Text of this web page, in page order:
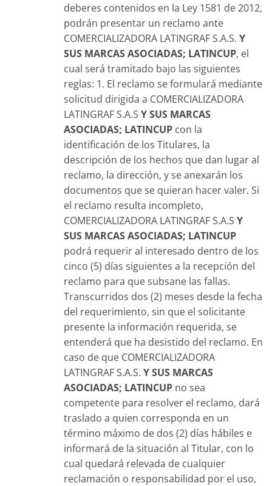
deberes contenidos en la Ley 1581 de 2012,
podrán presentar un reclamo ante
COMERCIALIZADORA LATINGRAF S.A.S. Y
SUS MARCAS ASOCIADAS; LATINCUP, el
cual será tramitado bajo las siguientes
reglas: 1. El reclamo se formulará mediante
solicitud dirigida a COMERCIALIZADORA
LATINGRAF S.A.S Y SUS MARCAS
ASOCIADAS; LATINCUPcon la
identificación de los Titulares, la
descripción de los hechos que dan lugar al
reclamo, la dirección, y se anexarán los
documentos que se quieran hacer valer. Si
el reclamo resulta incompleto,
COMERCIALIZADORA LATINGRAF S.A.S Y
SUS MARCAS ASOCIADAS; LATINCUP
podrá requerir al interesado dentro de los
cinco (5) días siguientes a la recepción del
reclamo para que subsane las fallas.
Transcurridos dos (2) meses desde la fecha
del requerimiento, sin que el solicitante
presente la información requerida, se
entenderá que ha desistido del reclamo. En
caso de que COMERCIALIZADORA
LATINGRAF S.A.S. Y SUS MARCAS
ASOCIADAS; LATINCUPno sea
competente para resolver el reclamo, dará
traslado a quien corresponda en un
término máximo de dos (2) días hábiles e
informará de la situación al Titular, con lo
cual quedará relevada de cualquier
reclamación o responsabilidad por el uso,